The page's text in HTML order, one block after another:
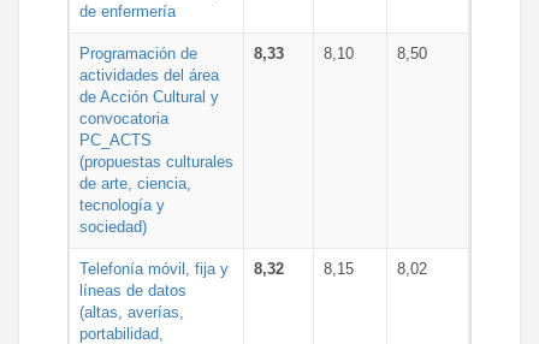
de enfermería
Programación de
actividades del área
de Acción Cultural y
convocatoria
PC_ACTS
(propuestas culturales
de arte, ciencia,
tecnología y
sociedad)
8,33 8,10 8,50
Telefonía móvil, fija y
líneas de datos
(altas, averías,
portabilidad,
8,32 8,15 8,02